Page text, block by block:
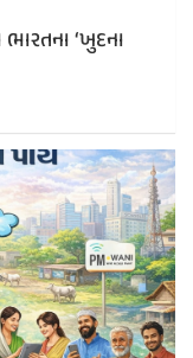
‘ખુદના